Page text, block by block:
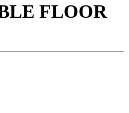
FLOOR